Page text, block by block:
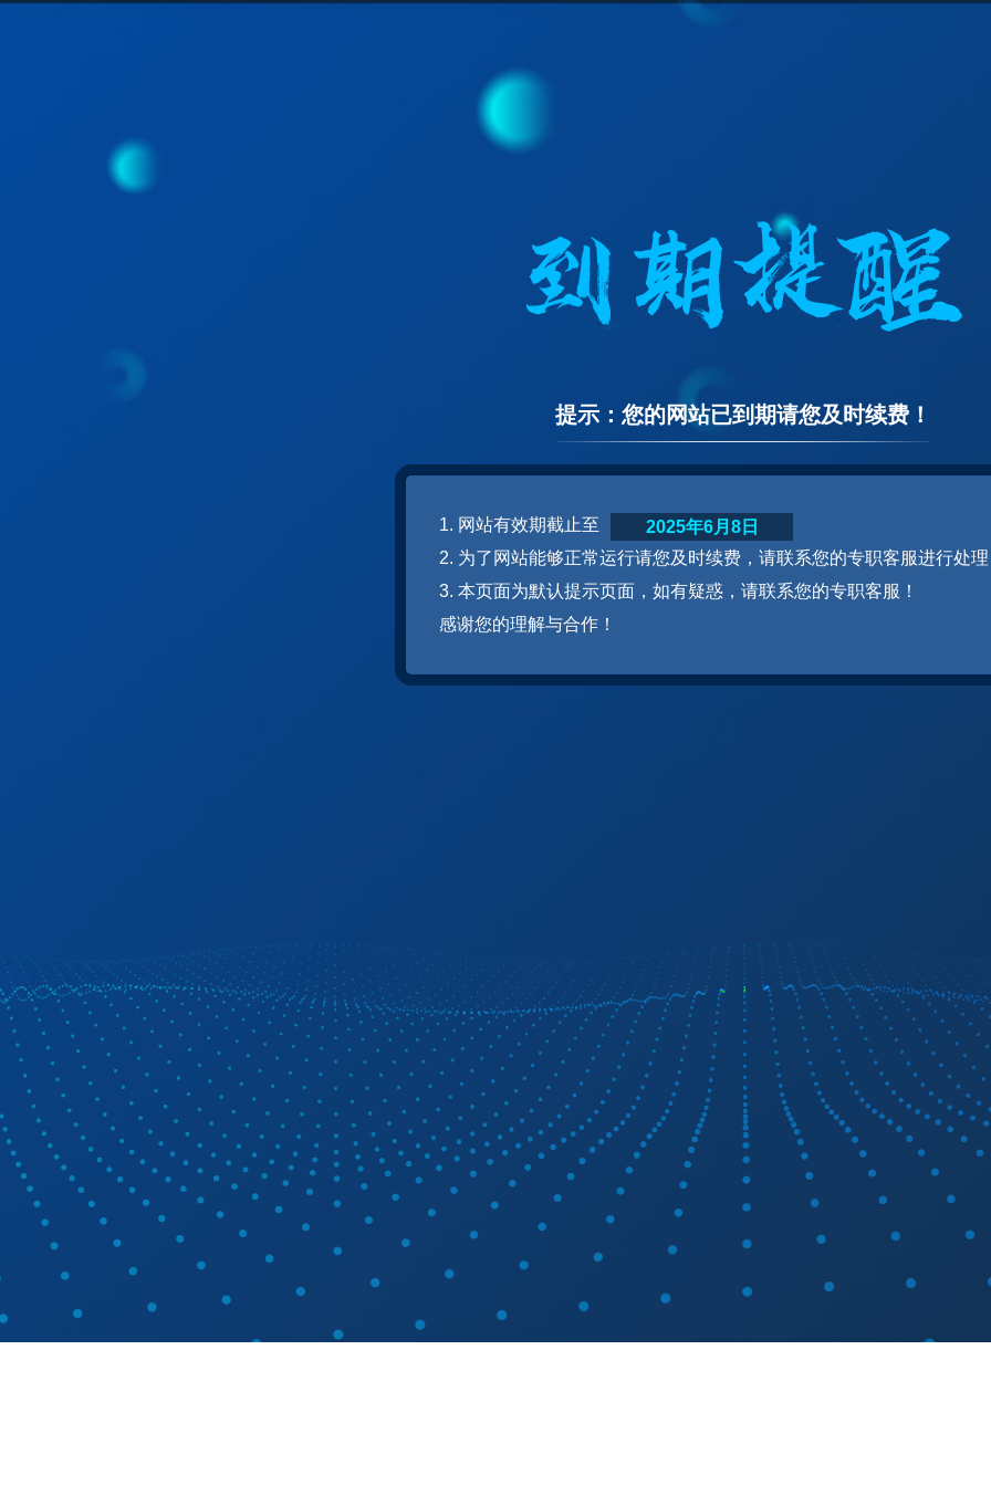
提示：您的网站已到期请您及时续费！
1. 网站有效期截止至
2. 为了网站能够正常运行请您及时续费，请联系您的专职客服进行处
3. 本页面为默认提示页面，如有疑惑，请联系您的专职客服！
感谢您的理解与合作！
2025年6月8日